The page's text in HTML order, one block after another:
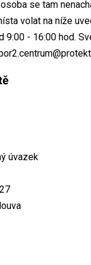
se tam
volat na níže
9:00 - 16:00 hod.
úvazek